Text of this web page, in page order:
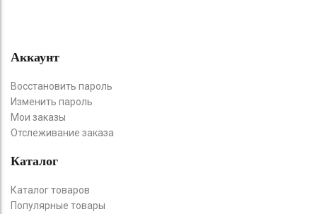
Аккаунт
Восстановить пароль
Изменить пароль
Мои заказы
Отслеживание заказа
Каталог
Каталог товаров
Популярные товары